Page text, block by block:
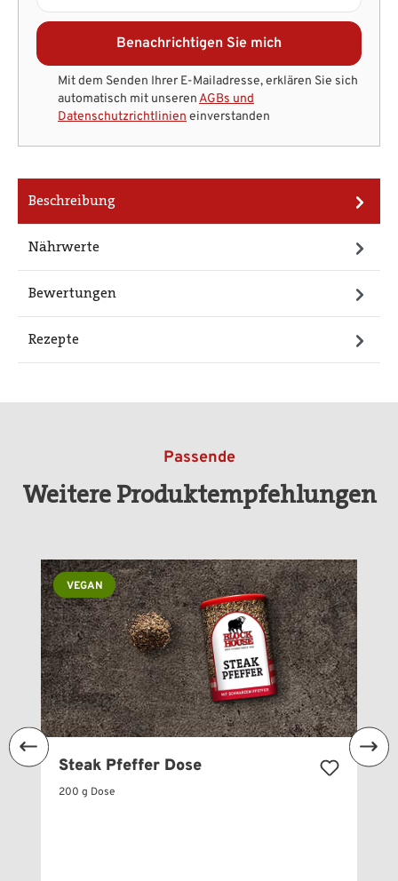
Benachrichtigen Sie mich
Mit dem Senden Ihrer E-Mailadresse, erklären Sie sich
automatisch mit unserenAGBs und
Datenschutzrichtlinien einverstanden
Beschreibung
Nährwerte
Bewertungen
Rezepte
Passende
Weitere Produktempfehlungen
VEGAN
Steak Pfeffer Dose
200 g Dose